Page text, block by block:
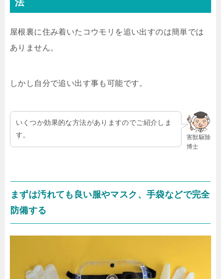
屋根裏に住み着いたコウモリを追い出すのは簡単では
ありません。
しかし自分で追い出す事も可能です。
害獣駆除
博士
いくつか効果的な方法がありますのでご紹介しま
す。
まずは汚れても良い服やマスク、手袋などで完全
防備する